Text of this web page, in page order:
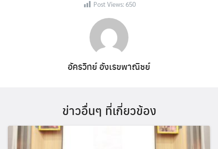
Post Views:650
อัครวิทย์ อังเรขพาณิชย์
ข่าวอื่นๆ ที่เกี่ยวข้อง